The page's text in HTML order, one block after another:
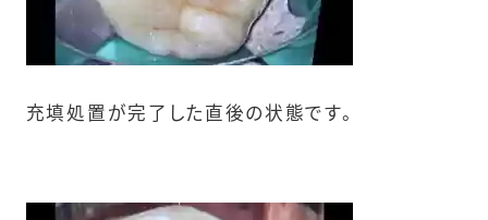
充填処置が完了した直後の状態です。